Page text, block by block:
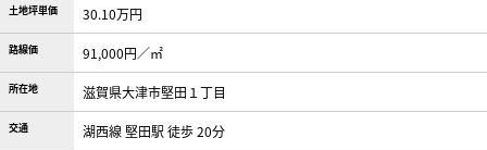
土地坪単価 30.10万円
路線価 91,000円／㎡
所在地 滋賀県大津市堅田１丁目
交通 湖西線 堅田駅 徒歩 20分